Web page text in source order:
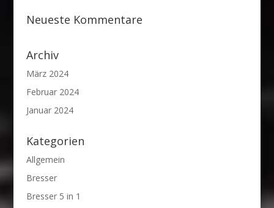
Neueste Kommentare
Archiv
März 2024
Februar 2024
Januar 2024
Kategorien
Allgemein
Bresser
Bresser 5 in 1